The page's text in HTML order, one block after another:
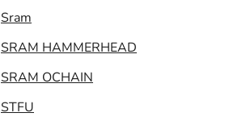
Sram
SRAM HAMMERHEAD
SRAM OCHAIN
STFU